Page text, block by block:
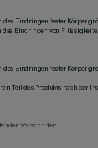
das Eindringen fester Körper
das Eindringen von
das Eindringen fester Körper
Teil des Produkts nach der
Vorschriften.